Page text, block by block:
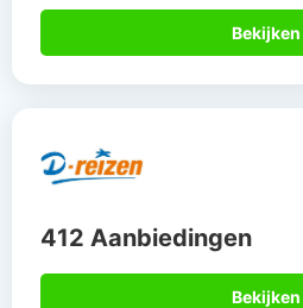
Bekijken
412 Aanbiedingen
Bekijken